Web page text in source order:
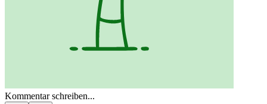
Kommentar schreiben...